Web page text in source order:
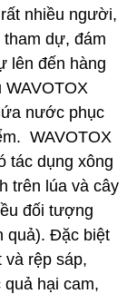
nhiều người,
dự, đám
lên đến hàng
WAVOTOX
nước phục
WAVOTOX
tác dụng xông
trên lúa và cây
đối tượng
quả). Đặc biệt
và rệp sáp,
hại cam,